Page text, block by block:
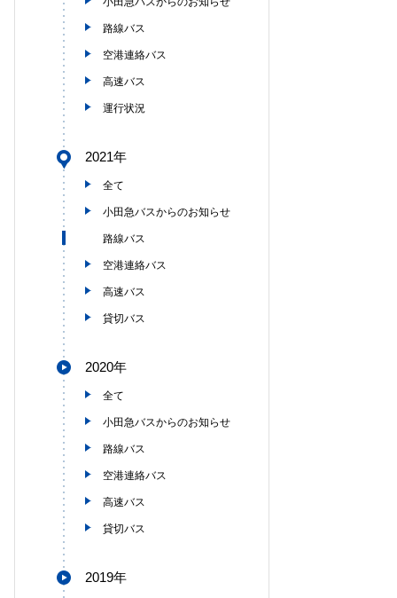
路線バス
空港連絡バス
高速バス
運行状況
2021年
全て
小田急バスからのお知らせ
路線バス
空港連絡バス
高速バス
貸切バス
2020年
全て
小田急バスからのお知らせ
路線バス
空港連絡バス
高速バス
貸切バス
2019年